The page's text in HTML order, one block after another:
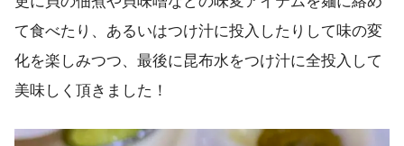
て食べたり、あるいはつけ汁に投入したりして味の変
化を楽しみつつ、最後に昆布水をつけ汁に全投入して
美味しく頂きました！